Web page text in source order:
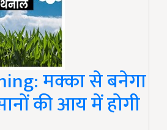
मक्का से बनेगा
की आय में होगी